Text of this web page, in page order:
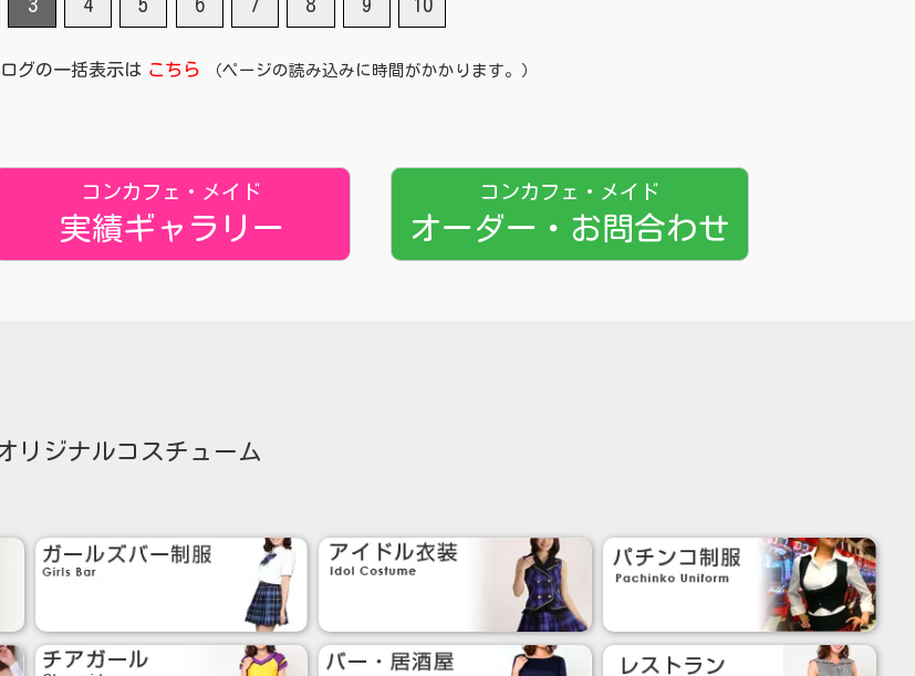
3 4 5 6 7 8 9 10
グの一括表示は こちら （ページの読み込みに時間がかかります。）
コンカフェ・メイド
実績ギャラリー
コンカフェ・メイド
オーダー・お問合わせ
リジナルコスチューム